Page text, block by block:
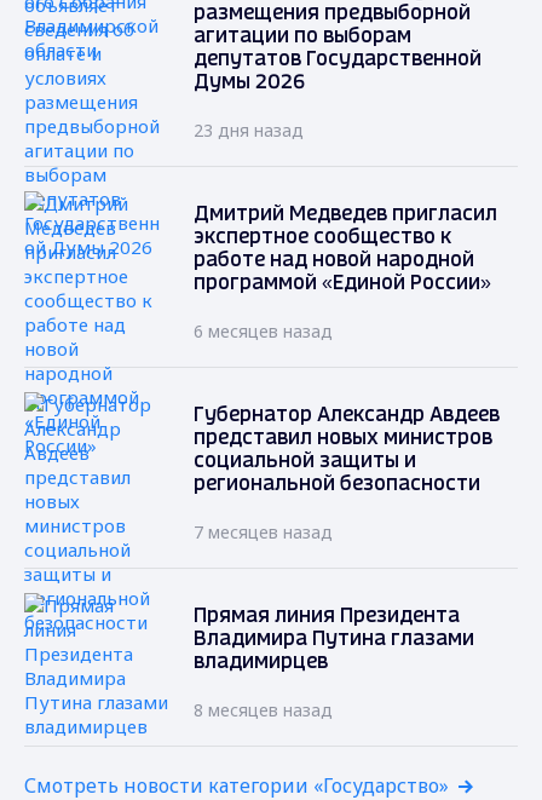
размещения предвыборной
агитации по выборам
депутатов Государственной
Думы 2026
23 дня назад
Дмитрий Медведев пригласил
экспертное сообщество к
работе над новой народной
программой «Единой России»
6 месяцев назад
Губернатор Александр Авдеев
представил новых министров
социальной защиты и
региональной безопасности
7 месяцев назад
Прямая линия Президента
Владимира Путина глазами
владимирцев
8 месяцев назад
Смотреть новости категории «Государство»